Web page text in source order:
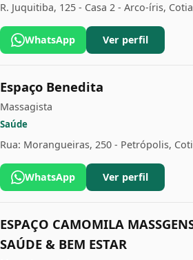
R. Juquitiba, 125 - Casa 2 - Arco-íris,
WhatsApp Ver perfil
Espaço Benedita
Massagista
Saúde
Rua: Morangueiras, 250 - Petrópolis,
WhatsApp Ver perfil
ESPAÇO CAMOMILA
SAÚDE & BEM ESTAR